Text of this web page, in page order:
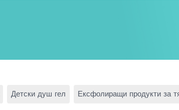
Детски душ гел Ексфолиращи продукти за